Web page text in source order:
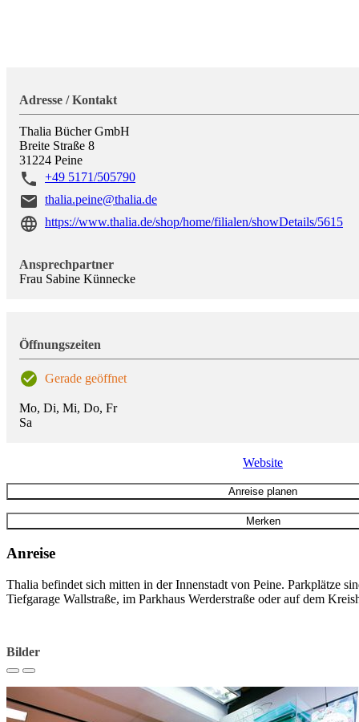
Anreise
Thalia befindet sich mitten in der Innenstadt von Peine. Parkplätze
Tiefgarage Wallstraße, im Parkhaus Werderstraße oder auf dem
Bilder
Adresse / Kontakt
Thalia Bücher GmbH
Breite Straße 8
31224 Peine
+49 5171/505790
thalia.peine@thalia.de
https://www.thalia.de/shop/home/filialen/showDetails/5615
Ansprechpartner
Frau Sabine Künnecke
Öffnungszeiten
Gerade geöffnet
Mo, Di, Mi, Do, Fr
Sa
Website
Anreise planen
Merken